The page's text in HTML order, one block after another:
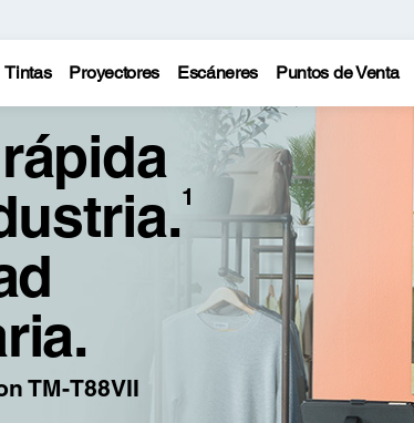
Tintas Proyectores Escáneres Puntos de Venta
1
TM-T88VII